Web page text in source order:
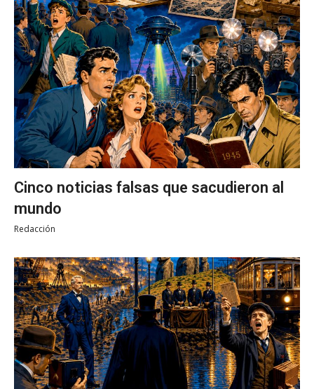
Cinco noticias falsas que sacudieron al
mundo
Redacción